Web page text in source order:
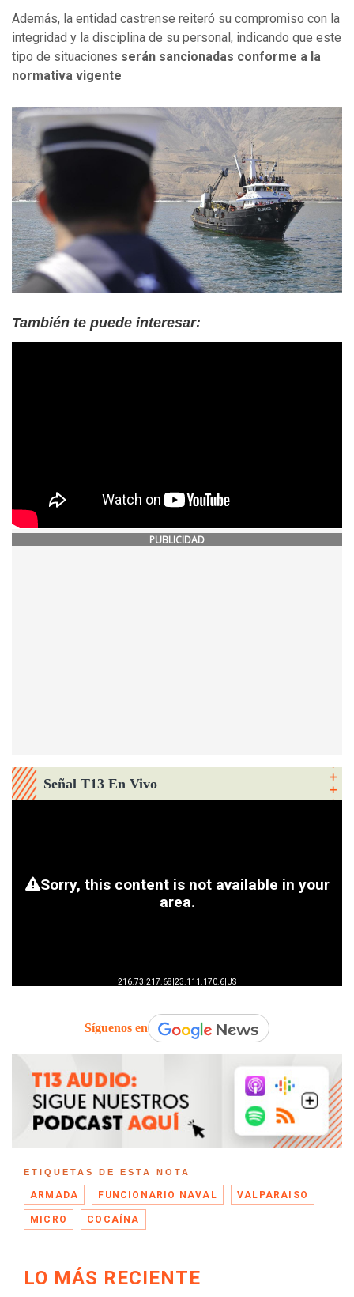
Además, la entidad castrense reiteró su compromiso con la
integridad y la disciplina de su personal, indicando que este
tipo de situaciones serán sancionadas conforme a la
normativa vigente
También te puede interesar:
PUBLICIDAD
Señal T13 En Vivo
Síguenos en
ETIQUETAS DE ESTA NOTA
ARMADA FUNCIONARIO NAVAL VALPARAISO
MICRO COCAÍNA
LO MÁS RECIENTE